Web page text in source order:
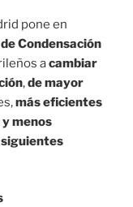
pone en
Condensación
acambiar
,de mayor
más eficientes
menos
siguientes